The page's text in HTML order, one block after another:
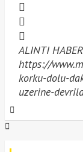
ALINTI
https://
korku-dolu-
uzerine-